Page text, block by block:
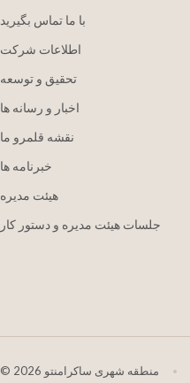
با ما تماس بگیرید
اطلاعات شرکت
تحقیق و توسعه
اخبار و رسانه ها
نقشه قلمرو ما
خبرنامه ها
هيئت مدیره
جلسات هیئت مدیره و دستور کار
© 2026 منطقه شهری ساکرامنتو